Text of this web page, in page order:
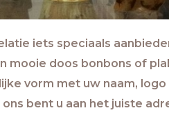
iets speciaals
mooie doos bonbons of
vorm met uw naam, logo
bent u aan het juiste